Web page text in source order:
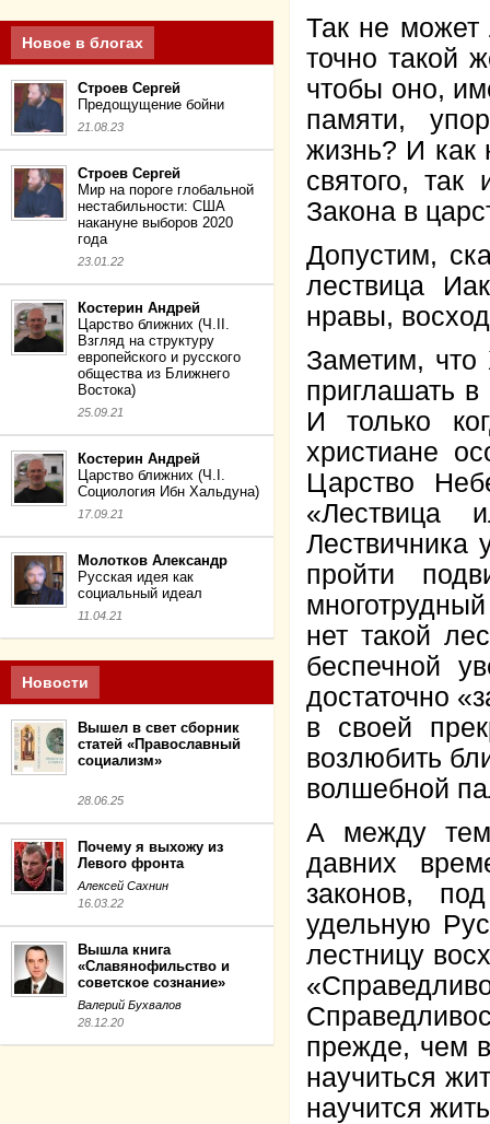
Новое в блогах
Строев Сергей
Предощущение бойни
21.08.23
Строев Сергей
Мир на пороге глобальной
нестабильности: США
накануне выборов 2020
года
23.01.22
Костерин Андрей
Царство ближних (Ч.II.
Взгляд на структуру
европейского и русского
общества из Ближнего
Востока)
25.09.21
Костерин Андрей
Царство ближних (Ч.I.
Социология Ибн Хальдуна)
17.09.21
Молотков Александр
Русская идея как
социальный идеал
11.04.21
Новости
Вышел в свет сборник
статей «Православный
социализм»
28.06.25
Почему я выхожу из
Левого фронта
Алексей Сахнин
16.03.22
Вышла книга
«Славянофильство и
советское сознание»
Валерий Бухвалов
28.12.20
Так не может
точно такой
чтобы оно,
памяти,
жизнь? И как
святого,
Закона в
Допустим,
лествица
нравы,
Заметим, что
приглашать
И только
христиане
Царство
«Лествица
Лествичника
пройти
нет такой
беспечной
достаточно
в своей
возлюбить
волшебной
А между тем
давних
законов,
удельную
лестницу
прежде, чем
научиться
научится